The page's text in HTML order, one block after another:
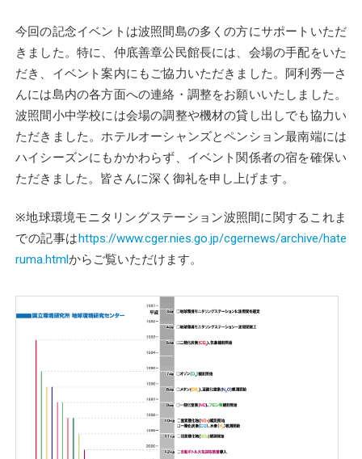
今回の記念イベントは波照間島の多くの方にサポートいただ
きました。特に、仲底善章公民館長には、会場の手配をいた
だき、イベント案内にもご協力いただきました。阿利秀一さ
んには島内の各方面への連絡・調整をお願いいたしました。
波照間小中学校には会場の調整や機材の貸し出しでも協力い
ただきました。ホテルオーシャンズとペンション最南端には
ハイシーズンにもかかわらず、イベント関係者の宿を確保い
ただきました。皆さんに深く御礼を申し上げます。
※地球環境モニタリングステーション波照間に関するこれま
での記事は https://www.cger.nies.go.jp/cgernews/archive/hate
ruma.html からご覧いただけます。